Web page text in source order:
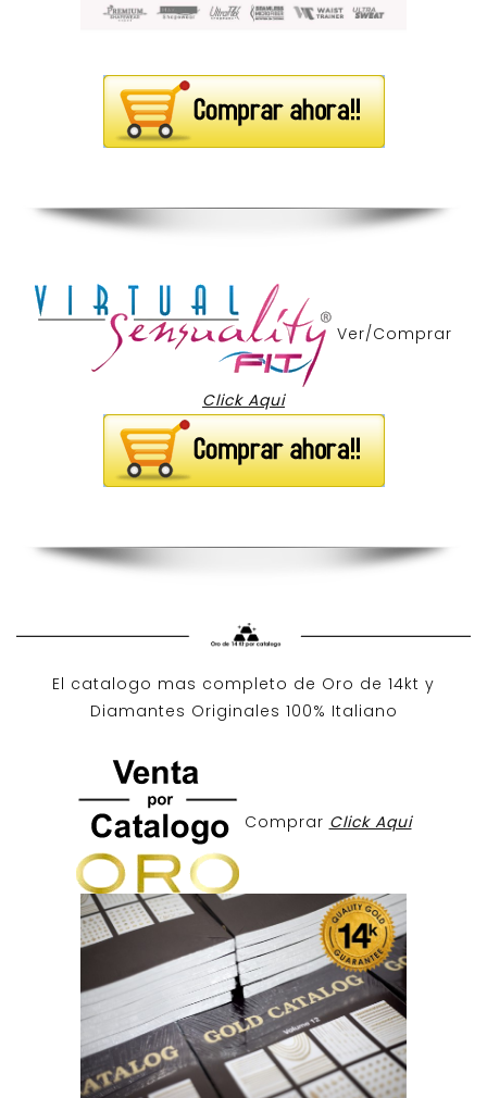
Ver/Comprar
Click Aqui
El catalogo mas completo de Oro de 14kt y
Diamantes Originales 100% Italiano
Comprar Click Aqui